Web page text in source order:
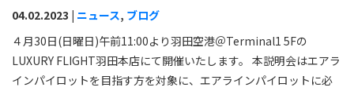
04.02.2023 | ニュース, ブログ
４月30日(日曜日)午前11:00より羽田空港＠Terminal1 5Fの
LUXURY FLIGHT羽田本店にて開催いたします。 本説明会はエアラ
インパイロットを目指す方を対象に、エアラインパイロットに必